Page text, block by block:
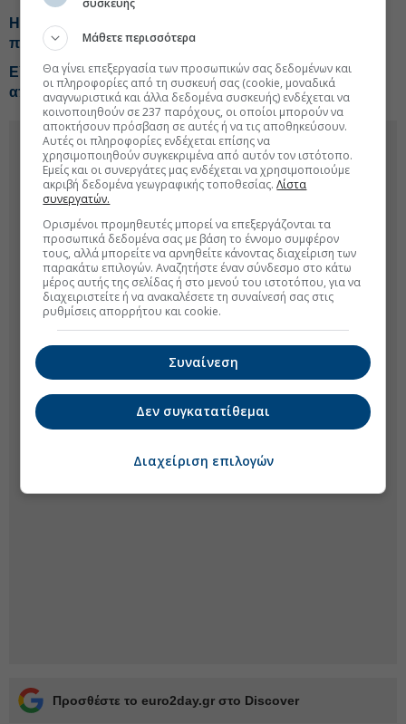
Η Τεχνητή Νοημοσύνη στις κορυφαίες στρατηγικές
προτεραιότητες των Ελλήνων CEOs
EY-Parthenon: Η απανθρακοποίηση της ναυτιλίας
απαιτεί ρεαλιστικό οδικό χάρτη
Προσθέστε το euro2day.gr στο Discover
συσκευής
Μάθετε περισσότερα
Θα γίνει επεξεργασία των προσωπικών σας δεδομένων και
οι πληροφορίες από τη συσκευή σας (cookie, μοναδικά
αναγνωριστικά και άλλα δεδομένα συσκευής) ενδέχεται να
κοινοποιηθούν σε 237 παρόχους, οι οποίοι μπορούν να
αποκτήσουν πρόσβαση σε αυτές ή να τις αποθηκεύσουν.
Αυτές οι πληροφορίες ενδέχεται επίσης να
χρησιμοποιηθούν συγκεκριμένα από αυτόν τον ιστότοπο.
Εμείς και οι συνεργάτες μας ενδέχεται να χρησιμοποιούμε
ακριβή δεδομένα γεωγραφικής τοποθεσίας.Λίστα
συνεργατών.
Ορισμένοι προμηθευτές μπορεί να επεξεργάζονται τα
προσωπικά δεδομένα σας με βάση το έννομο συμφέρον
τους, αλλά μπορείτε να αρνηθείτε κάνοντας διαχείριση των
παρακάτω επιλογών. Αναζητήστε έναν σύνδεσμο στο κάτω
μέρος αυτής της σελίδας ή στο μενού του ιστοτόπου, για να
διαχειριστείτε ή να ανακαλέσετε τη συναίνεσή σας στις
ρυθμίσεις απορρήτου και cookie.
Συναίνεση
Δεν συγκατατίθεμαι
Διαχείριση επιλογών